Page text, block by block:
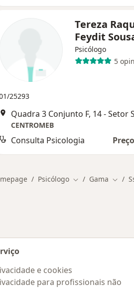
Tereza
Feydit
Psicólogo
5
25293
CENTROMEB
Consulta Psicologia
Psicólogo Mudar de cidade
Gama
e cookies
para profissionais não